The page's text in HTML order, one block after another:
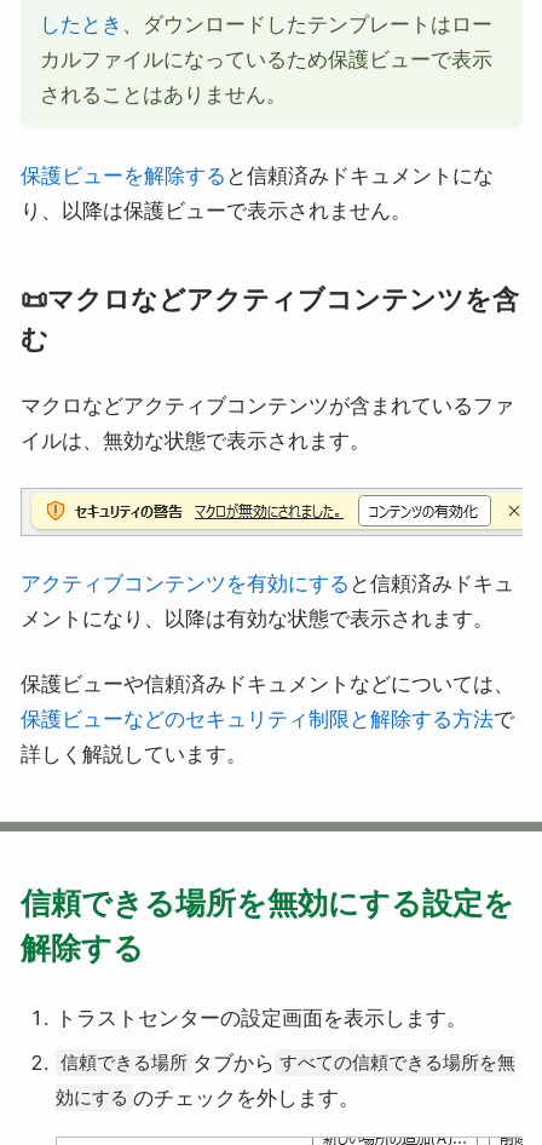
したとき 、ダウンロードしたテンプレートはロー
カルファイルになっているため保護ビューで表示
されることはありません。
保護ビューを解除する と信頼済みドキュメントにな
り、以降は保護ビューで表示されません。
📜マクロなどアクティブコンテンツを含
む
マクロなどアクティブコンテンツが含まれているファ
イルは、無効な状態で表示されます。
アクティブコンテンツを有効にする と信頼済みドキュ
メントになり、以降は有効な状態で表示されます。
保護ビューや信頼済みドキュメントなどについては、
保護ビューなどのセキュリティ制限と解除する方法で
詳しく解説しています。
信頼できる場所を無効にする設定を
解除する
トラストセンターの設定画面を表示します。
信頼できる場所 タブから すべての信頼できる場所を無
効にする のチェックを外します。